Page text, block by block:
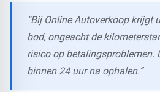
“Bij Online Autoverkoop krijgt
bod, ongeacht de
risico op betalingsproblemen.
binnen 24 uur na ophalen.”